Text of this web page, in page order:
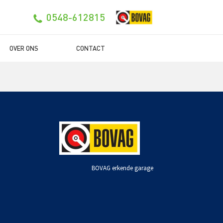
0548-612815
OVER ONS CONTACT
BOVAG erkende garage